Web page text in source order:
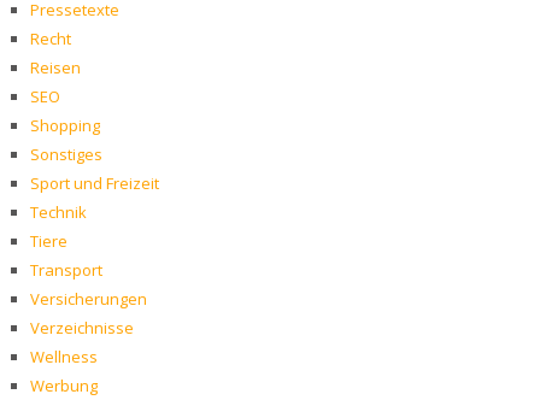
Pressetexte
Recht
Reisen
SEO
Shopping
Sonstiges
Sport und Freizeit
Technik
Tiere
Transport
Versicherungen
Verzeichnisse
Wellness
Werbung